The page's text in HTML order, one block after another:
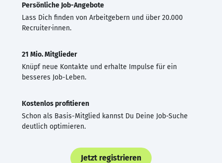
Persönliche Job-Angebote
Lass Dich finden von Arbeitgebern und über 20.000
Recruiter·innen.
21 Mio. Mitglieder
Knüpf neue Kontakte und erhalte Impulse für ein
besseres Job-Leben.
Kostenlos profitieren
Schon als Basis-Mitglied kannst Du Deine Job-Suche
deutlich optimieren.
Jetzt registrieren